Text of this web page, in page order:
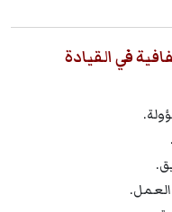
في القيادة
العمل.